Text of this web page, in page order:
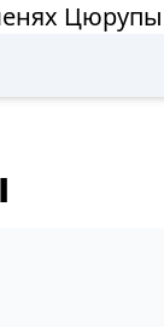
Цюрупы